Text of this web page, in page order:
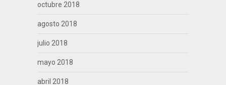
octubre 2018
agosto 2018
julio 2018
mayo 2018
abril 2018